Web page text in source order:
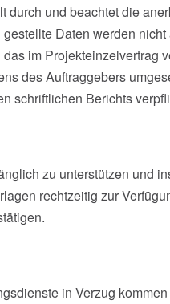
durch und beachtet die
Daten werden
im
des Auftraggebers
schriftlichen Berichts
zu unterstützen und
rechtzeitig zur
in Verzug